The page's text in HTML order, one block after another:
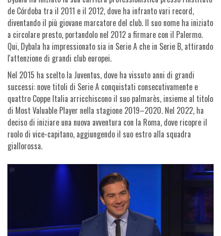
de Córdoba tra il 2011 e il 2012, dove ha infranto vari record,
diventando il più giovane marcatore del club. Il suo nome ha iniziato
a circolare presto, portandolo nel 2012 a firmare con il Palermo.
Qui, Dybala ha impressionato sia in Serie A che in Serie B, attirando
l'attenzione di grandi club europei.
Nel 2015 ha scelto la Juventus, dove ha vissuto anni di grandi
successi: nove titoli di Serie A conquistati consecutivamente e
quattro Coppe Italia arricchiscono il suo palmarès, insieme al titolo
di Most Valuable Player nella stagione 2019–2020. Nel 2022, ha
deciso di iniziare una nuova avventura con la Roma, dove ricopre il
ruolo di vice-capitano, aggiungendo il suo estro alla squadra
giallorossa.